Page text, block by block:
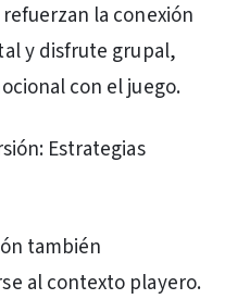
la conexión
y disfrute grupal,
con el juego.
Estrategias
también
al contexto playero.